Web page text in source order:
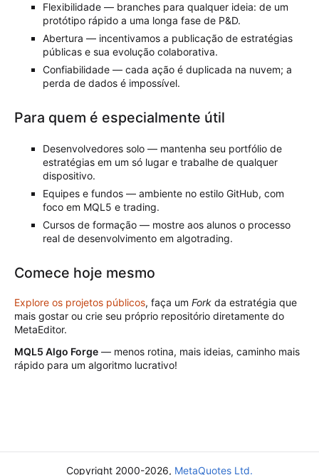
Flexibilidade — branches para qualquer ideia: de um
protótipo rápido a uma longa fase de P&D.
Abertura — incentivamos a publicação de estratégias
públicas e sua evolução colaborativa.
Confiabilidade — cada ação é duplicada na nuvem; a
perda de dados é impossível.
Para quem é especialmente útil
Desenvolvedores solo — mantenha seu portfólio de
estratégias em um só lugar e trabalhe de qualquer
dispositivo.
Equipes e fundos — ambiente no estilo GitHub, com
foco em MQL5 e trading.
Cursos de formação — mostre aos alunos o processo
real de desenvolvimento em algotrading.
Comece hoje mesmo
Explore os projetos públicos, faça um Fork da estratégia que
mais gostar ou crie seu próprio repositório diretamente do
MetaEditor.
MQL5 Algo Forge — menos rotina, mais ideias, caminho mais
rápido para um algoritmo lucrativo!
Copyright 2000-2026, MetaQuotes Ltd.